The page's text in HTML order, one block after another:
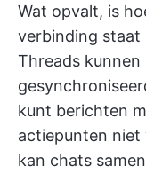
Wat opvalt, is
verbinding staat
Threads
kunt berichten
actiepunten niet
kan chats